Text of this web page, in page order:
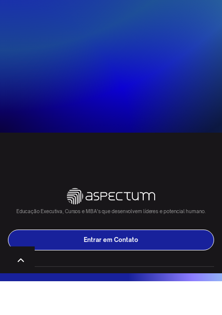
Educação Executiva, Cursos e MBA's que desenvolvem líderes e potencial humano.
Entrar em Contato